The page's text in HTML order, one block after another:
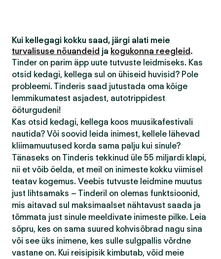
Kui kellegagi kokku saad, järgi alati meie
turvalisuse nõuandeid ja kogukonna reegleid .
Tinder on parim äpp uute tutvuste leidmiseks. Kas
otsid kedagi, kellega sul on ühiseid huvisid? Pole
probleemi. Tinderis saad jutustada oma kõige
lemmikumatest asjadest, autotrippidest
ööturgudeni!
Kas otsid kedagi, kellega koos muusikafestivali
nautida? Või soovid leida inimest, kellele lähevad
kliimamuutused korda sama palju kui sinule?
Tänaseks on Tinderis tekkinud üle 55 miljardi klapi,
nii et võib öelda, et meil on inimeste kokku viimisel
teatav kogemus. Veebis tutvuste leidmine muutus
just lihtsamaks – Tinderil on olemas funktsioonid,
mis aitavad sul maksimaalset nähtavust saada ja
tõmmata just sinule meeldivate inimeste pilke. Leia
sõpru, kes on sama suured kohvisõbrad nagu sina
või see üks inimene, kes sulle sulgpallis võrdne
vastane on. Kui reisipisik kimbutab, võid meie